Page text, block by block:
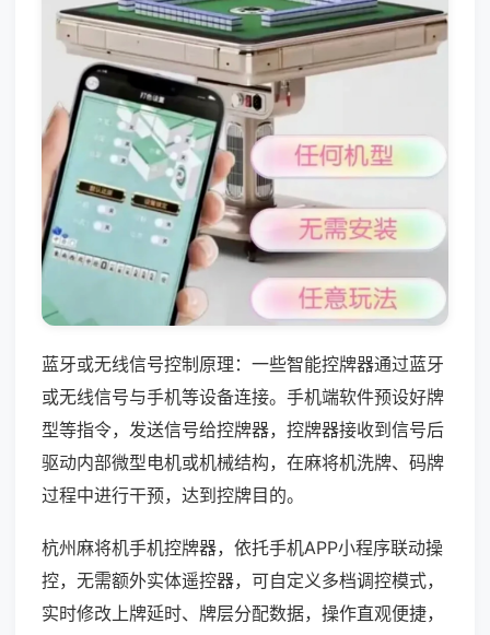
蓝牙或无线信号控制原理：一些智能控牌器通过蓝牙
或无线信号与手机等设备连接。手机端软件预设好牌
型等指令，发送信号给控牌器，控牌器接收到信号后
驱动内部微型电机或机械结构，在麻将机洗牌、码牌
过程中进行干预，达到控牌目的。
杭州麻将机手机控牌器，依托手机APP小程序联动操
控，无需额外实体遥控器，可自定义多档调控模式，
实时修改上牌延时、牌层分配数据，操作直观便捷，